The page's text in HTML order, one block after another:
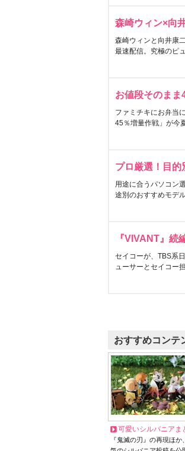
森崎ウィン×向
森崎ウィンと向井康
最速配信。究極のピ
お値段そのまま
ファミチキにお弁当
45％増量作戦」が今
プロ厳選！目的
用途に合うパソコン
途別のおすすめモデ
『VIVANT』
セイコーが、TBS系
ューサーとセイコー
おすすめコンテ
可愛いシルバニアま
『鬼滅の刃』の再現ほか